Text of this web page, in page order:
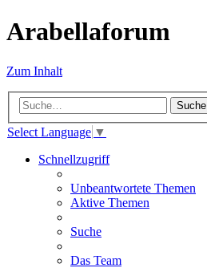
Arabellaforum
Zum Inhalt
Suche
Select Language ▼
Schnellzugriff
Unbeantwortete Themen
Aktive Themen
Suche
Das Team